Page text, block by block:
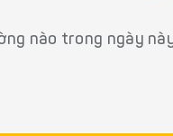
nào trong ngày